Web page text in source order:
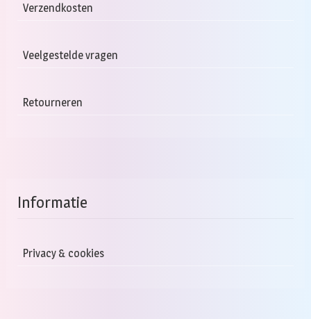
Verzendkosten
Veelgestelde vragen
Retourneren
Informatie
Privacy & cookies